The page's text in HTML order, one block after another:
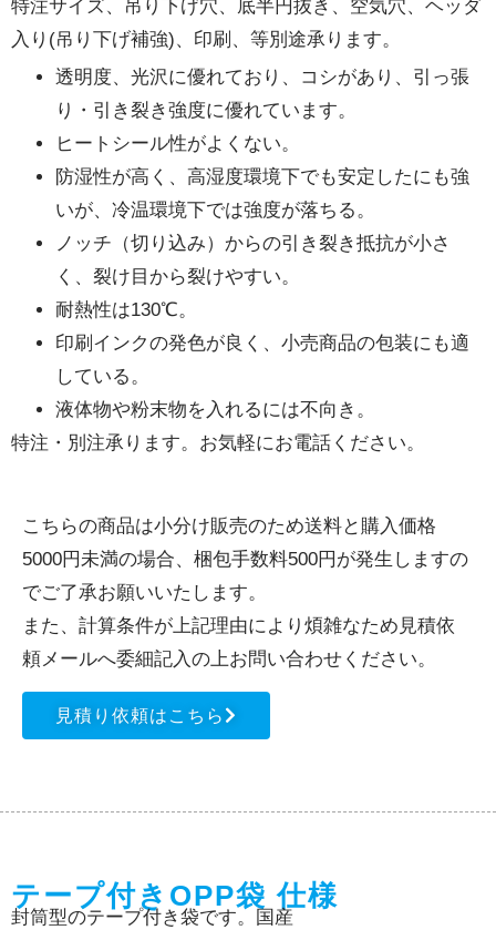
特注サイズ、吊り下げ穴、底半円抜き、空気穴、ヘッダ
入り(吊り下げ補強)、印刷、等別途承ります。
透明度、光沢に優れており、コシがあり、引っ張
り・引き裂き強度に優れています。
ヒートシール性がよくない。
防湿性が高く、高湿度環境下でも安定したにも強
いが、冷温環境下では強度が落ちる。
ノッチ（切り込み）からの引き裂き抵抗が小さ
く、裂け目から裂けやすい。
耐熱性は130℃。
印刷インクの発色が良く、小売商品の包装にも適
している。
液体物や粉末物を入れるには不向き。
特注・別注承ります。お気軽にお電話ください。
こちらの商品は小分け販売のため送料と購入価格
5000円未満の場合、梱包手数料500円が発生しますの
でご了承お願いいたします。
また、計算条件が上記理由により煩雑なため見積依
頼メールへ委細記入の上お問い合わせください。
見積り依頼はこちら
テープ付きOPP袋 仕様
封筒型のテープ付き袋です。国産